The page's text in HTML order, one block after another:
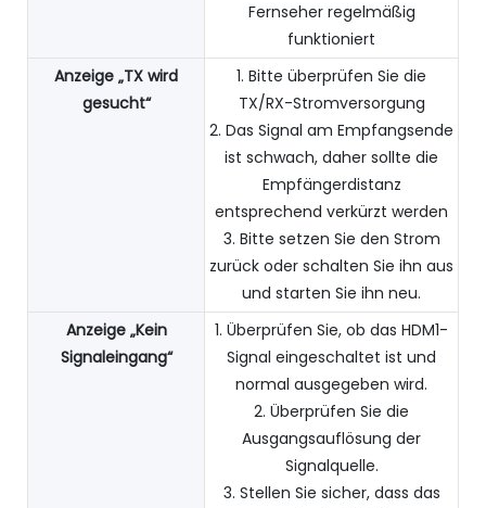
Fernseher regelmäßig
funktioniert
Anzeige „TX wird
gesucht“
1. Bitte überprüfen Sie die
TX/RX-Stromversorgung
2. Das Signal am Empfangsende
ist schwach, daher sollte die
Empfängerdistanz
entsprechend verkürzt werden
3. Bitte setzen Sie den Strom
zurück oder schalten Sie ihn aus
und starten Sie ihn neu.
Anzeige „Kein
Signaleingang“
1. Überprüfen Sie, ob das HDM1-
Signal eingeschaltet ist und
normal ausgegeben wird.
2. Überprüfen Sie die
Ausgangsauflösung der
Signalquelle.
3. Stellen Sie sicher, dass das